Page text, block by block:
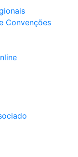
Convenções